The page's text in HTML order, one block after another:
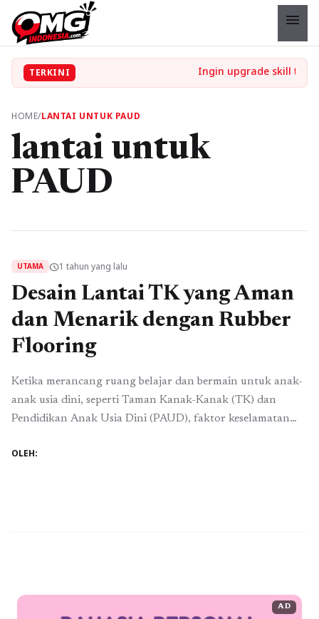
menu
TERKINI
HOME/LANTAI UNTUK PAUD
lantai untuk
PAUD
UTAMA schedule1 tahun yang lalu
Desain Lantai TK yang Aman
dan Menarik dengan Rubber
Flooring
Ketika merancang ruang belajar dan bermain untuk anak-
anak usia dini, seperti Taman Kanak-Kanak (TK) dan
Pendidikan Anak Usia Dini (PAUD), faktor keselamatan
utamakan. Salah satu elemen penting dalam menciptakan
OLEH:
AD